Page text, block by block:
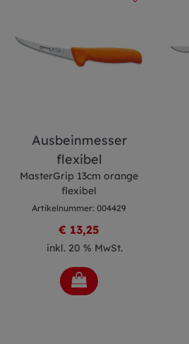
Ausbeinmesser
flexibel
MasterGrip 13cm orange
flexibel
Artikelnummer: 004429
€ 13,25
inkl. 20 % MwSt.